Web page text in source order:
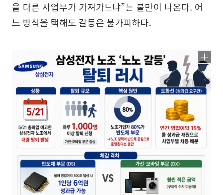
을 다른 사업부가 가져가느냐”는 불만이 나온다. 어
느 방식을 택해도 갈등은 불가피하다.